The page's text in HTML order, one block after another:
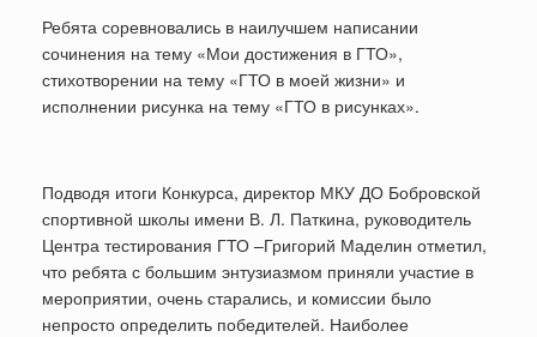
Ребята соревновались в наилучшем написании
сочинения на тему «Мои достижения в ГТО»,
стихотворении на тему «ГТО в моей жизни» и
исполнении рисунка на тему «ГТО в рисунках».
Подводя итоги Конкурса, директор МКУ ДО Бобровской
спортивной школы имени В. Л. Паткина, руководитель
Центра тестирования ГТО –Григорий Маделин отметил,
что ребята с большим энтузиазмом приняли участие в
мероприятии, очень старались, и комиссии было
непросто определить победителей. Наиболее